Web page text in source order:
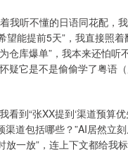
我听不懂的日语同花配，
望能提前5天”，我直接照
仓库爆单”，我本来还怕
疑它是不是偷偷学了粤语
到“张XX提到‘渠道预算
渠道包括哪些？”AI居然立
一放”，连上下文都给我